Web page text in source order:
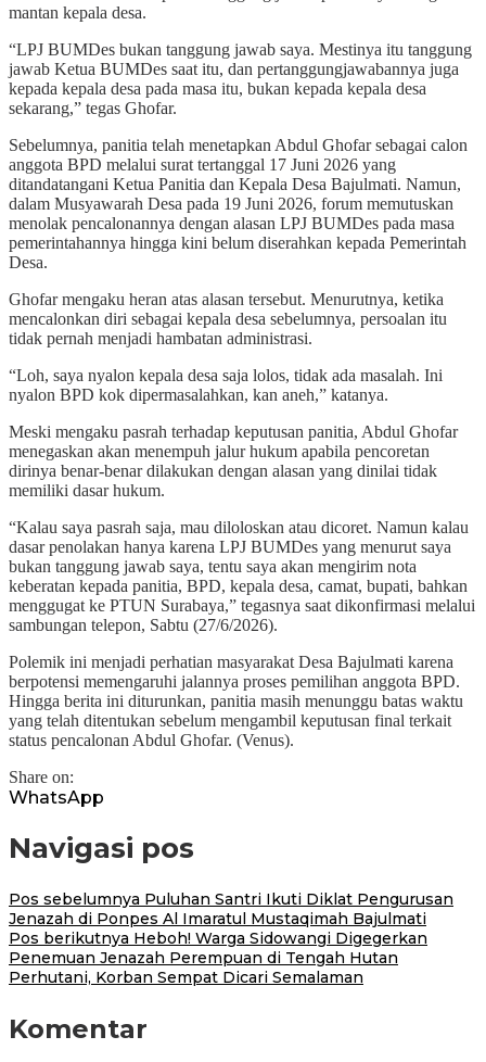
mantan kepala desa.
“LPJ BUMDes bukan tanggung jawab saya. Mestinya itu tanggung
jawab Ketua BUMDes saat itu, dan pertanggungjawabannya juga
kepada kepala desa pada masa itu, bukan kepada kepala desa
sekarang,” tegas Ghofar.
Sebelumnya, panitia telah menetapkan Abdul Ghofar sebagai calon
anggota BPD melalui surat tertanggal 17 Juni 2026 yang
ditandatangani Ketua Panitia dan Kepala Desa Bajulmati. Namun,
dalam Musyawarah Desa pada 19 Juni 2026, forum memutuskan
menolak pencalonannya dengan alasan LPJ BUMDes pada masa
pemerintahannya hingga kini belum diserahkan kepada Pemerintah
Desa.
Ghofar mengaku heran atas alasan tersebut. Menurutnya, ketika
mencalonkan diri sebagai kepala desa sebelumnya, persoalan itu
tidak pernah menjadi hambatan administrasi.
“Loh, saya nyalon kepala desa saja lolos, tidak ada masalah. Ini
nyalon BPD kok dipermasalahkan, kan aneh,” katanya.
Meski mengaku pasrah terhadap keputusan panitia, Abdul Ghofar
menegaskan akan menempuh jalur hukum apabila pencoretan
dirinya benar-benar dilakukan dengan alasan yang dinilai tidak
memiliki dasar hukum.
“Kalau saya pasrah saja, mau diloloskan atau dicoret. Namun kalau
dasar penolakan hanya karena LPJ BUMDes yang menurut saya
bukan tanggung jawab saya, tentu saya akan mengirim nota
keberatan kepada panitia, BPD, kepala desa, camat, bupati, bahkan
menggugat ke PTUN Surabaya,” tegasnya saat dikonfirmasi melalui
sambungan telepon, Sabtu (27/6/2026).
Polemik ini menjadi perhatian masyarakat Desa Bajulmati karena
berpotensi memengaruhi jalannya proses pemilihan anggota BPD.
Hingga berita ini diturunkan, panitia masih menunggu batas waktu
yang telah ditentukan sebelum mengambil keputusan final terkait
status pencalonan Abdul Ghofar. (Venus).
Share on:
WhatsApp
Navigasi pos
Pos sebelumnya Puluhan Santri Ikuti Diklat Pengurusan
Jenazah di Ponpes Al Imaratul Mustaqimah Bajulmati
Pos berikutnya Heboh! Warga Sidowangi Digegerkan
Penemuan Jenazah Perempuan di Tengah Hutan
Perhutani, Korban Sempat Dicari Semalaman
Komentar